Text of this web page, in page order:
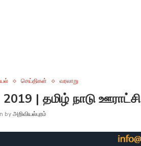
செய்திகள் வரலாறு
| தமிழ் நாடு
byஅறிவியல்புரம்